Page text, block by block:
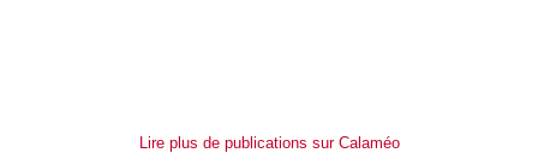
Lire plus de publications sur Calaméo